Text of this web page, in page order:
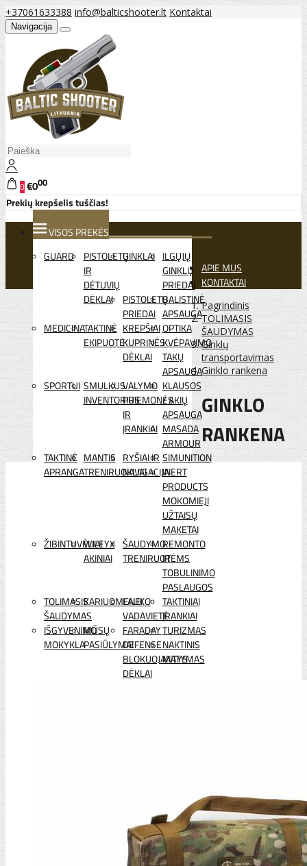
+37061633388 info@balticshooter.lt Kontaktai
Navigacija
0€000
Prekių krepšelis tuščias!
VISOS PREKĖS
GUARD
PISTOLETŲ
IR
DĖTUVIŲ
DĖKLAI
GINKLAI ILGŲJŲ
GINKLŲ
PRIEDAI
PISTOLETŲ
PRIEDAI
BALISTINĖ
APSAUGA
MEDICINATAKTINĖ
EKIPUOTĖ
KREPŠIAI
KUPRINĖS
DĖKLAI
OPTIKA
KVĖPAVIMO
TAKŲ
APSAUGA
SPORTUI SMULKUS
INVENTORIUS
VALYMO
PRIEMONĖS
IR
ĮRANKIAI
KLAUSOS
/ AKIŲ
APSAUGA
MASADA
ARMOUR
TAKTINĖ
APRANGA
MANTIS
TRENIRUOKLIAI
RYŠIAI IR
NAVIGACIJA
SIMUNITION
INERT
PRODUCTS
MOKOMIEJI
UŽTAISŲ
MAKETAI
ŽIBINTUVĖLIAI
WILEYX
AKINIAI
ŠAUDYMO
TRENIRUOTĖMS
REMONTO
IR
TOBULINIMO
PASLAUGOS
TOLIMASIS
ŠAUDYMAS
KARIUOMENEI
LAUKO
VADAVIETĖ
TAKTINIAI
ĮRANKIAI
IŠGYVENIMO
MOKYKLA
MŪSŲ
PASIŪLYMAI
FARADAY
DEFENSE
BLOKUOJANTYS
DĖKLAI
TURIZMAS
NAKTINIS
MATYMAS
APIE MUS
KONTAKTAI
Pagrindinis
TOLIMASIS
ŠAUDYMAS
Ginklų
transportavimas
Ginklo rankena
GINKLO
RANKENA